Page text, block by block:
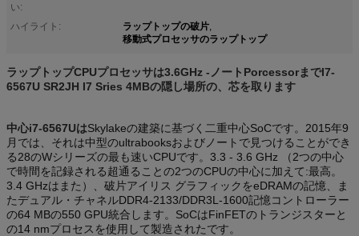
い:
ハイライト: ラップトップの破片,
移動式プロセッサのラップトップ
ラップトップCPUプロセッサは3.6GHz -ノートPorcessorまでI7-
6567U SR2JH I7 Sries 4MBの隠し場所の、芯を取ります
中心i7-6567UはSkylakeの建築に基づく二重中心SoCです。2015年9
月では、それは中型のultrabooksおよびノートで見つけることができ
る28のWシリーズの最も速いCPUです。3.3 - 3.6 GHz （2つの中心
で時間を記録される超通ることの2つのCPUの中心に加えて:最高。
3.4 GHzはまた）、破片アイリス グラフィックをeDRAMの記憶、ま
たデュアル・チャネルDDR4-2133/DDR3L-1600記憶コントローラー
の64 MBの550 GPU統合します。SoCはFinFETのトランジスターと
の14 nmプロセスを使用して製造されたです。